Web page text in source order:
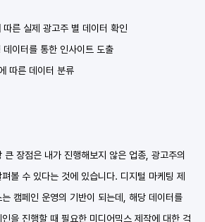
른 실제 광고주 별 데이터 확인
이터를 통한 인사이트 도출
따른 데이터 분류
큰 장점은 내가 진행해보지 않은 업종, 광고주의
볼 수 있다는 것에 있습니다. 디지털 마케팅 제
캠페인 운영의 기반이 되는데, 해당 데이터를
을 진행할 때 필요한 미디어믹스 제작에 대한 걱